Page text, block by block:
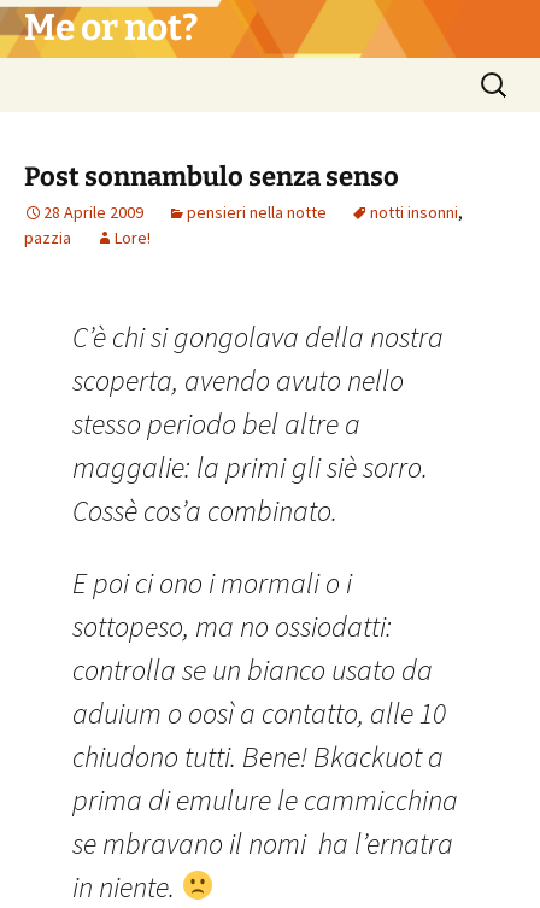
Vai
al Me or not?
Ricerca
per:
Post sonnambulo senza senso
28 Aprile 2009 pensieri nella notte notti insonni,
pazzia
Lore!
C’è chi si gongolava della nostra
scoperta, avendo avuto nello
stesso periodo bel altre a
maggalie: la primi gli siè sorro.
Cossè cos’a combinato.
E poi ci ono i mormali o i
sottopeso, ma no ossiodatti:
controlla se un bianco usato da
aduium o oosì a contatto, alle 10
chiudono tutti. Bene! Bkackuot a
prima di emulure le cammicchina
se mbravano il nomi ha l’ernatra
in niente.